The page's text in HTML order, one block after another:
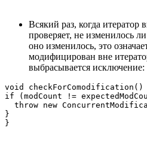
Всякий раз, когда
проверяет, не изменилось
оно изменилось, это
модифицирован вне
выбрасывается исключение:
void checkForComodification()
if (modCount !=
throw new
}
}